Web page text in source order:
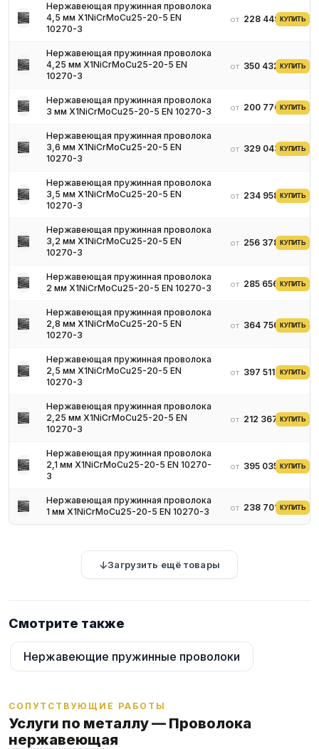
Воздействие высоких температур на материал не ведёт к
высвобождению нежелательных химических элементов.
Не теряет своих качеств при использовании,
отвечающим заданному техническому заданию.
Нержавеющая проволока реализуется по весу. В случае
регламент, чтобы избежать деформации мотка нержавеющей
проволоки. Антикоррозийный шнур хорош тем, что имеет:
арочность на разрыв;
технологичный способ производства;
Техника контроля качества- тестирование на разрыв волокон
нержавеющей проволоки.
Маркировка
В маркировании должна быть следующая информация:
технические свойства;
способ шлифования.
Нужно аккуратно обращаться с материаламом, перевозить в
температуре.
Области применения
Сферы применения проволок из нержавеющей стали:
где требуется стойкость к высоким температурам.
Медицина - в хирургических инструментах применяются
тонкие нержавеющие проволоки.
Нефтяное оборудование - для достижения гладких и
Производство пружин - необходима для сборки
платформ автомобильных механизмов.
Нержавеющая пружинная проволока
4,5 мм X1NiCrMoCu25-20-5 EN
10270-3
от 228 449 ₽КУПИТЬ
Нержавеющая пружинная проволока
4,25 мм X1NiCrMoCu25-20-5 EN
10270-3
от 350 432 ₽КУПИТЬ
Нержавеющая пружинная проволока
3 мм X1NiCrMoCu25-20-5 EN 10270-3
от 200 776 ₽КУПИТЬ
Нержавеющая пружинная проволока
3,6 мм X1NiCrMoCu25-20-5 EN
10270-3
от 329 043 ₽КУПИТЬ
Нержавеющая пружинная проволока
3,5 мм X1NiCrMoCu25-20-5 EN
10270-3
от 234 958 ₽КУПИТЬ
Нержавеющая пружинная проволока
3,2 мм X1NiCrMoCu25-20-5 EN
10270-3
от 256 378 ₽КУПИТЬ
Нержавеющая пружинная проволока
2 мм X1NiCrMoCu25-20-5 EN 10270-3
от 285 656 ₽КУПИТЬ
Нержавеющая пружинная проволока
2,8 мм X1NiCrMoCu25-20-5 EN
10270-3
от 364 750 ₽КУПИТЬ
Нержавеющая пружинная проволока
2,5 мм X1NiCrMoCu25-20-5 EN
10270-3
от 397 511 ₽КУПИТЬ
Нержавеющая пружинная проволока
2,25 мм X1NiCrMoCu25-20-5 EN
10270-3
от 212 367 ₽КУПИТЬ
Нержавеющая пружинная проволока
2,1 мм X1NiCrMoCu25-20-5 EN 10270-
3
от 395 035 ₽КУПИТЬ
Нержавеющая пружинная проволока
1 мм X1NiCrMoCu25-20-5 EN 10270-3
от 238 701 ₽КУПИТЬ
Загрузить ещё товары
Смотрите также
Нержавеющие пружинные проволоки
СОПУТСТВУЮЩИЕ РАБОТЫ
Услуги по металлу — Проволока
нержавеющая